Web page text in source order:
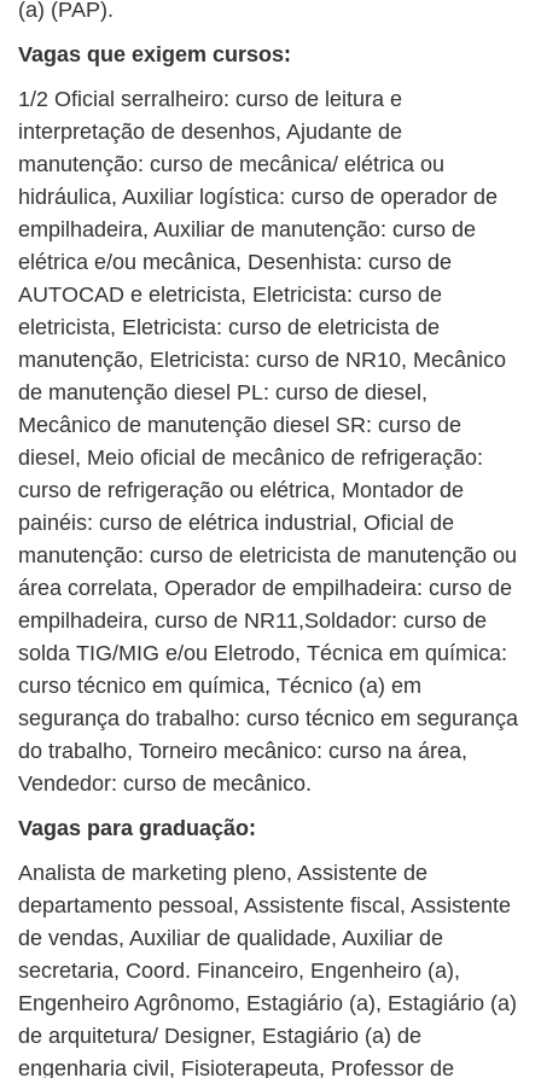
(a) (PAP).
Vagas que exigem cursos:
1/2 Oficial serralheiro: curso de leitura e
interpretação de desenhos, Ajudante de
manutenção: curso de mecânica/ elétrica ou
hidráulica, Auxiliar logística: curso de operador de
empilhadeira, Auxiliar de manutenção: curso de
elétrica e/ou mecânica, Desenhista: curso de
AUTOCAD e eletricista, Eletricista: curso de
eletricista, Eletricista: curso de eletricista de
manutenção, Eletricista: curso de NR10, Mecânico
de manutenção diesel PL: curso de diesel,
Mecânico de manutenção diesel SR: curso de
diesel, Meio oficial de mecânico de refrigeração:
curso de refrigeração ou elétrica, Montador de
painéis: curso de elétrica industrial, Oficial de
manutenção: curso de eletricista de manutenção ou
área correlata, Operador de empilhadeira: curso de
empilhadeira, curso de NR11,Soldador: curso de
solda TIG/MIG e/ou Eletrodo, Técnica em química:
curso técnico em química, Técnico (a) em
segurança do trabalho: curso técnico em segurança
do trabalho, Torneiro mecânico: curso na área,
Vendedor: curso de mecânico.
Vagas para graduação:
Analista de marketing pleno, Assistente de
departamento pessoal, Assistente fiscal, Assistente
de vendas, Auxiliar de qualidade, Auxiliar de
secretaria, Coord. Financeiro, Engenheiro (a),
Engenheiro Agrônomo, Estagiário (a), Estagiário (a)
de arquitetura/ Designer, Estagiário (a) de
engenharia civil, Fisioterapeuta, Professor de